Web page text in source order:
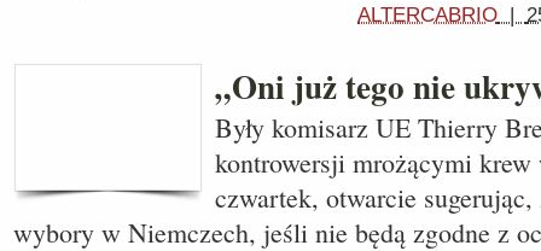
ALTERCABRIO |
„Oni już tego nie
Były komisarz UE Thierry
kontrowersji mrożącymi krew
czwartek, otwarcie
wybory w Niemczech, jeśli nie będą zgodne z